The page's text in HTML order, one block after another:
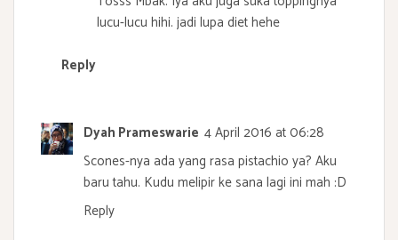
lucu-lucu hihi. jadi lupa diet hehe
Reply
Dyah Prameswarie 4 April 2016 at 06:28
Scones-nya ada yang rasa pistachio ya? Aku
baru tahu. Kudu melipir ke sana lagi ini mah :D
Reply